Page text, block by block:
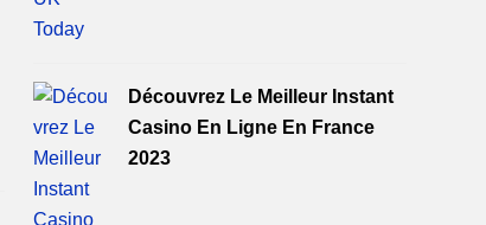
Découvrez Le Meilleur Instant
Casino En Ligne En France
2023